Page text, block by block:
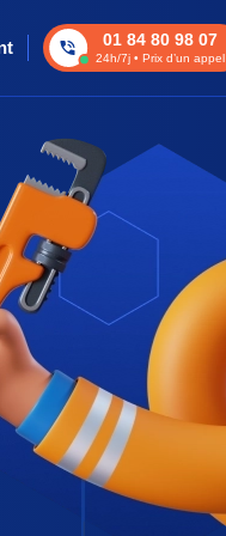
01 84 80 98 07
24h/7j • Prix d’un appel